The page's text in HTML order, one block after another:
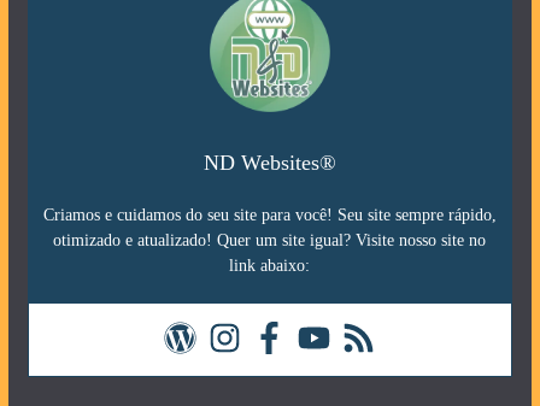
ND Websites®
Criamos e cuidamos do seu site para você! Seu site sempre rápido,
otimizado e atualizado! Quer um site igual? Visite nosso site no
link abaixo: